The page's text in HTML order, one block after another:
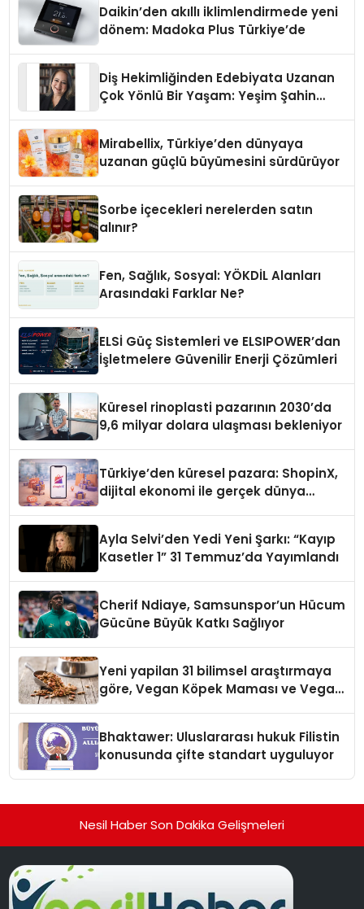
Daikin’den akıllı iklimlendirmede yeni
dönem: Madoka Plus Türkiye’de
Diş Hekimliğinden Edebiyata Uzanan
Çok Yönlü Bir Yaşam: Yeşim Şahin
Mirabellix, Türkiye’den dünyaya
uzanan güçlü büyümesini sürdürüyor
Sorbe içecekleri nerelerden satın
alınır?
Fen, Sağlık, Sosyal: YÖKDİL Alanları
Arasındaki Farklar Ne?
ELSİ Güç Sistemleri ve ELSIPOWER’dan
İşletmelere Güvenilir Enerji Çözümleri
Küresel rinoplasti pazarının 2030’da
9,6 milyar dolara ulaşması bekleniyor
Türkiye’den küresel pazara: ShopinX,
dijital ekonomi ile gerçek dünya
Ayla Selvi’den Yedi Yeni Şarkı: “Kayıp
Kasetler 1” 31 Temmuz’da Yayımlandı
Cherif Ndiaye, Samsunspor’un Hücum
Gücüne Büyük Katkı Sağlıyor
Yeni yapilan 31 bilimsel araştırmaya
göre, Vegan Köpek Maması ve Vegan
Bhaktawer: Uluslararası hukuk Filistin
konusunda çifte standart uyguluyor
Nesil Haber Son Dakika Gelişmeleri